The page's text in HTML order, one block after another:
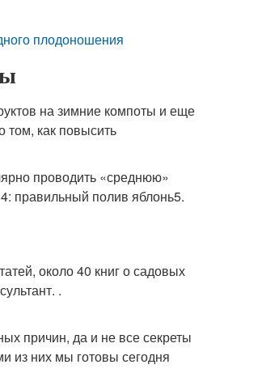
плодоношения
на зимние компоты и еще
том, как повысить
проводить «среднюю»
правильный полив яблонь5.
около 40 книг о садовых
.
причин, да и не все секреты
из них мы готовы сегодня